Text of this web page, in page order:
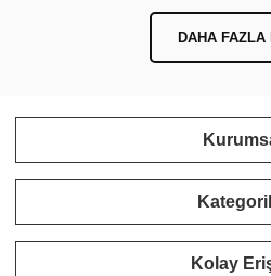
DAHA FAZLA
Kolay